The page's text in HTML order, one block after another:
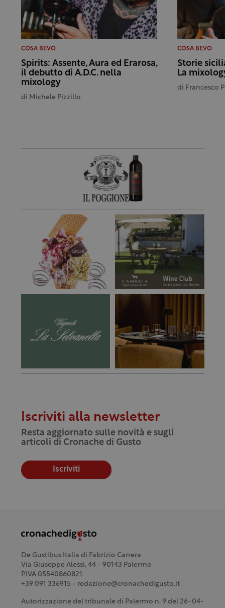
COSA BEVO
Spirits: Assente, Aura ed Erarosa,
il debutto di A.D.C. nella
mixology
di Michele Pizzillo
COSA BEVO
Storie
La
di Francesco
Iscriviti alla newsletter
Resta aggiornato sulle novità e sugli
articoli di Cronache di Gusto
Iscriviti
De Gustibus Italia di Fabrizio Carrera
Via Giuseppe Alessi, 44 - 90143 Palermo
P.IVA 05540860821
+39 091 336915 - redazione@cronachedigusto.it
Autorizzazione del tribunale di Palermo n. 9 del 26-04-